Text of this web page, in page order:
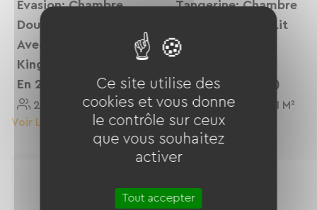
Evasion: Chambre
Double Avec Balcon
Avec Un Grand Lit
King Transformable
En 2 Lits Twin
2 Personnes
22 M²
Voir Le Logement
Tangerine: Chambre
Double Avec Un Lit
Queen Et Un Lit
(supplémentaire)
3 Personnes
21 M²
Voir Le Logement
Ce site utilise des
cookies et vous donne
le contrôle sur ceux
que vous souhaitez
activer
Tout accepter